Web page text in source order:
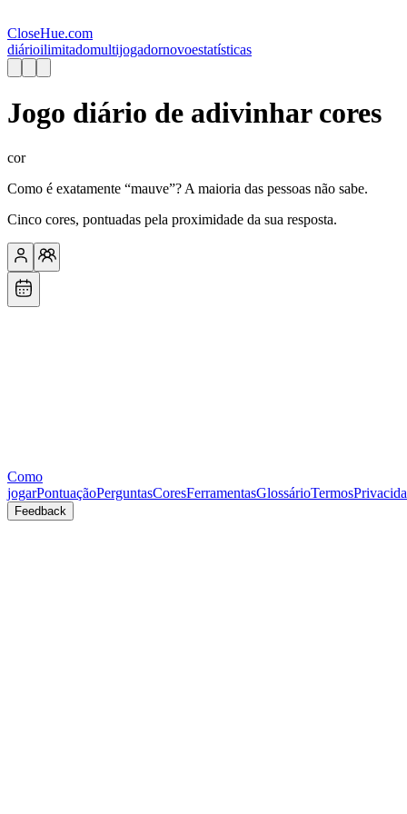
CloseHue.com
diárioilimitadomultijogadornovoestatísticas
Jogo diário de adivinhar cores
cor
Como é exatamente “mauve”? A maioria das pessoas não sabe.
Cinco cores, pontuadas pela proximidade da sua resposta.
Como
jogarPontuaçãoPerguntasCoresFerramentasGlossárioTermos
Feedback